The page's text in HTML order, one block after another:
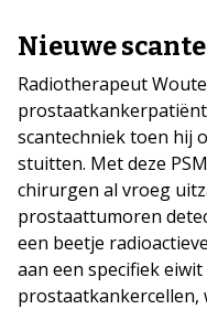
Nieuwe
Radiotherapeut
scantechniek toen hij
stuitten. Met deze
chirurgen al vroeg
prostaattumoren
een beetje
aan een specifiek
prostaatkankercellen,